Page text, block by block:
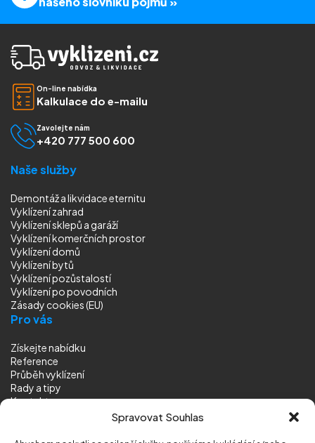
Spravovat Souhlas
On-line nabídka
Kalkulace do e-mailu
Zavolejte nám
+420 777 500 600
Naše služby
Demontáž a likvidace eternitu
Vyklízení zahrad
Vyklízení sklepů a garáží
Vyklízení komerčních prostor
Vyklízení domů
Vyklízení bytů
Vyklízení pozůstalostí
Vyklízenípo povodních
Zásady cookies (EU)
Pro vás
Získejte nabídku
Reference
Průběh vyklízení
Rady a tipy
Kontakt